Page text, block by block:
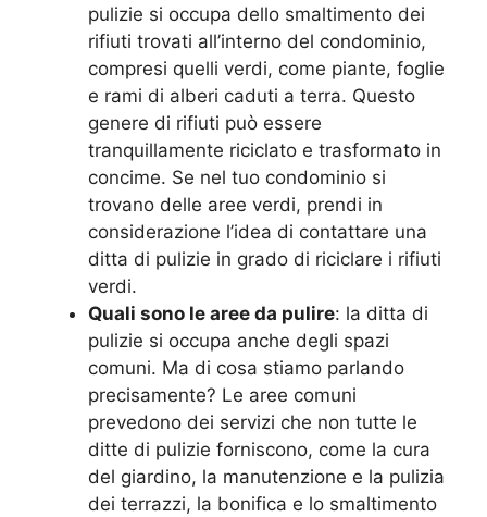
pulizie si occupa dello smaltimento dei
rifiuti trovati all’interno del condominio,
compresi quelli verdi, come piante, foglie
e rami di alberi caduti a terra. Questo
genere di rifiuti può essere
tranquillamente riciclato e trasformato in
concime. Se nel tuo condominio si
trovano delle aree verdi, prendi in
considerazione l’idea di contattare una
ditta di pulizie in grado di riciclare i rifiuti
verdi.
Quali sono le aree da pulire: la ditta di
pulizie si occupa anche degli spazi
comuni. Ma di cosa stiamo parlando
precisamente? Le aree comuni
prevedono dei servizi che non tutte le
ditte di pulizie forniscono, come la cura
del giardino, la manutenzione e la pulizia
dei terrazzi, la bonifica e lo smaltimento